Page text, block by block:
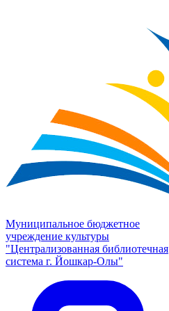
Муниципальное бюджетное
учреждение культуры
"Централизованная библиотечная
система г. Йошкар-Олы"